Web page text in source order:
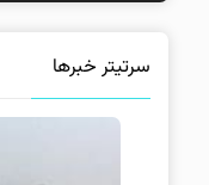
سرتیتر خبرها